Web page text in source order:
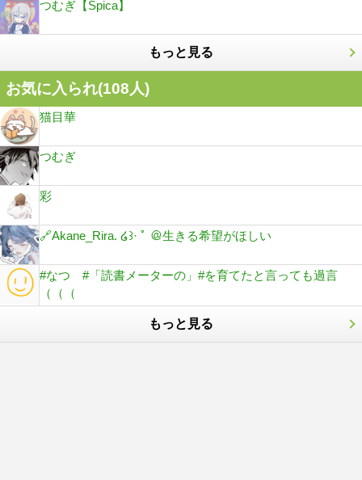
つむぎ【Spica】
もっと見る
お気に入られ(108人)
猫目華
つむぎ
彩
🔗Akane_Rira. ໒꒱· ﾟ ＠生きる希望がほしい
#なつ #「読書メーターの」#を育てたと言っても過言
（（（
もっと見る